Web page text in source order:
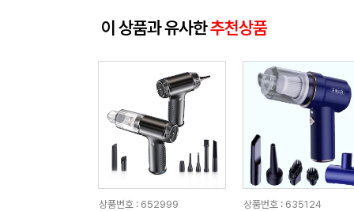
이 상품과 유사한추천상품
상품번호 : 652999
상품번호 : 635124